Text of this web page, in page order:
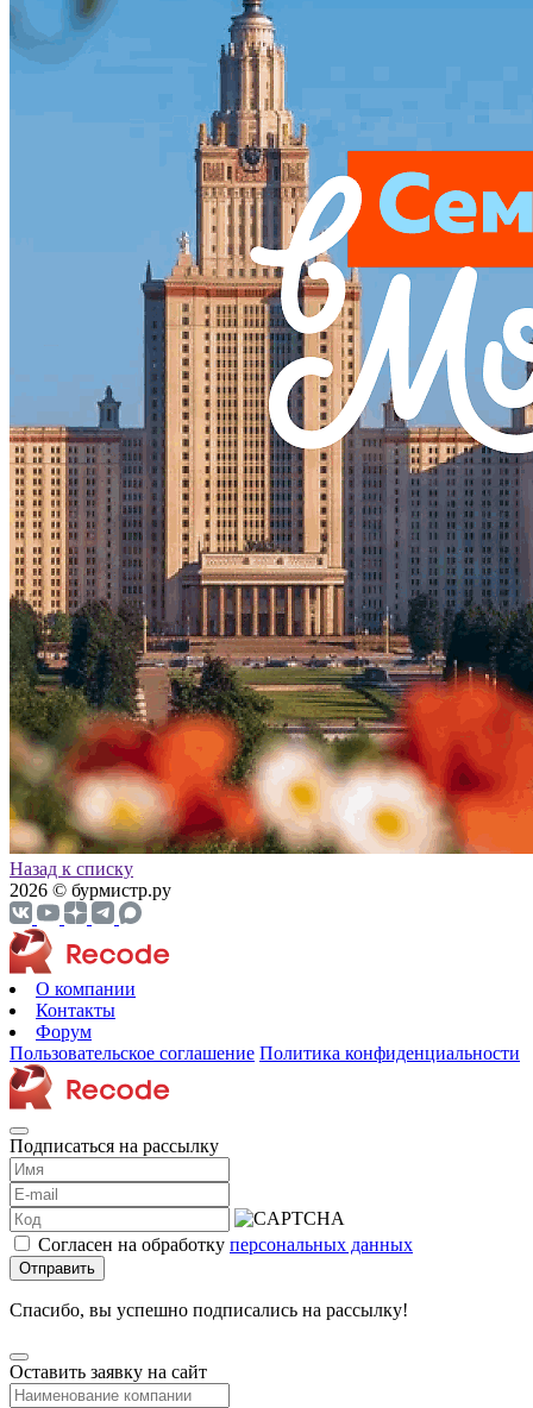
Назад к списку
2026 © бурмистр.ру
О компании
Контакты
Форум
Пользовательское соглашение Политика конфиденциальности
Подписаться на рассылку
Согласен на обработку персональных данных
Отправить
Спасибо, вы успешно подписались на рассылку!
Оставить заявку на сайт